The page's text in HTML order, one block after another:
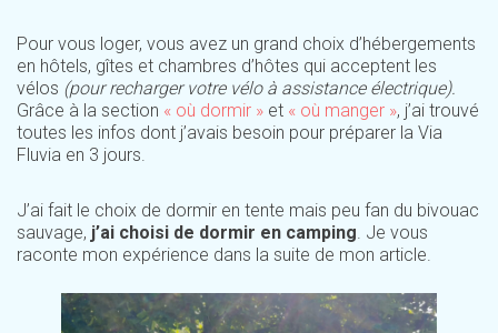
Pour vous loger, vous avez un grand choix d’hébergements
en hôtels, gîtes et chambres d’hôtes qui acceptent les
vélos (pour recharger votre vélo à assistance électrique).
Grâce à la section « où dormir » et « où manger », j’ai trouvé
toutes les infos dont j’avais besoin pour préparer la Via
Fluvia en 3 jours.
J’ai fait le choix de dormir en tente mais peu fan du bivouac
sauvage, j’ai choisi de dormir en camping. Je vous
raconte mon expérience dans la suite de mon article.